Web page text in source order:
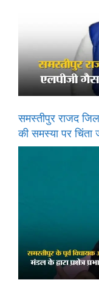
समस्तीपुर राजद
की समस्या पर चिंता